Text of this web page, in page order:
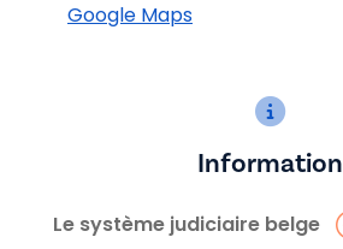
Google Maps
Information
Le système judiciaire belge